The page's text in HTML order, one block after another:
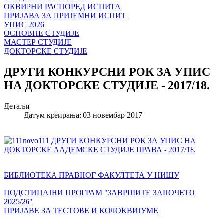
ОКВИРНИ РАСПОРЕД ИСПИТА
ПРИЈАВА ЗА ПРИЈЕМНИ ИСПИТ
УПИС 2026
ОСНОВНЕ СТУДИЈЕ
МАСТЕР СТУДИЈЕ
ДОКТОРСКЕ СТУДИЈЕ
ДРУГИ КОНКУРСНИ РОК ЗА УПИС
НА ДОКТОРСКЕ СТУДИЈЕ - 2017/18.
Детаљи
Датум креирања: 03 новембар 2017
ДРУГИ КОНКУРСНИ РОК ЗА УПИС НА
ДОКТОРСКЕ ААДЕМСКЕ СТУДИЈЕ ПРАВА - 2017/18.
БИБЛИОТЕКА ПРАВНОГ ФАКУЛТЕТА У НИШУ
ПОДСТИЦАЈНИ ПРОГРАМ "ЗАВРШИТЕ ЗАПОЧЕТО
2025/26"
ПРИЈАВЕ ЗА ТЕСТОВЕ И КОЛОКВИЈУМЕ